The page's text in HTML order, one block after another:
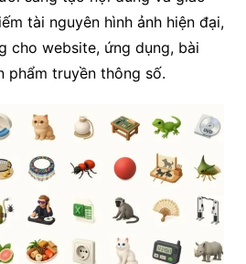
tài nguyên hình ảnh hiện đại,
cho website, ứng dụng, bài
phẩm truyền thông số.